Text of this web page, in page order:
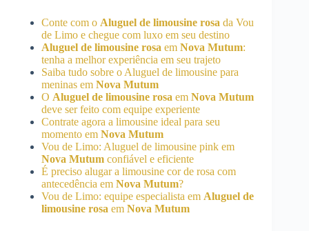
Conte com o Aluguel de limousine rosa da Vou
de Limo e chegue com luxo em seu destino
Aluguel de limousine rosa em Nova Mutum:
tenha a melhor experiência em seu trajeto
Saiba tudo sobre o Aluguel de limousine para
meninas em Nova Mutum
O Aluguel de limousine rosa em Nova Mutum
deve ser feito com equipe experiente
Contrate agora a limousine ideal para seu
momento em Nova Mutum
Vou de Limo: Aluguel de limousine pink em
Nova Mutum confiável e eficiente
É preciso alugar a limousine cor de rosa com
antecedência em Nova Mutum?
Vou de Limo: equipe especialista em Aluguel de
limousine rosa em Nova Mutum